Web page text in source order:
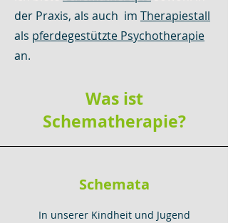
der Praxis, als auch im Therapiestall
als pferdegestützte Psychotherapie
an.
Was ist
Schematherapie?
Schemata
In unserer Kindheit und Jugend